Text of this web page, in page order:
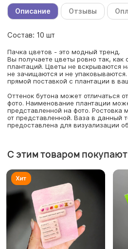
Описание Отзывы
Состав: 10 шт
Пачка цветов - это модный тренд.
Вы получаете цветы ровно так, как
плантаций. Цветы не вскрываются
не зачищаются и не
прямой поставкой с плантации в
Оттенок бутона может отличаться
фото. Наименование плантации
представленной на фото. Ростовка
от представленной. Ваза в данный
предоставлена для визуализации
С этим товаром покупают